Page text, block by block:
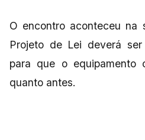
O encontro aconteceu na
Projeto de Lei deverá
para que o equipamento
quanto antes.